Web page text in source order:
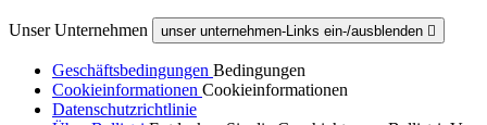
Unser Unternehmen unser unternehmen-Links ein-/ausblenden 
Geschäftsbedingungen Bedingungen
Cookieinformationen Cookieinformationen
Datenschutzrichtlinie